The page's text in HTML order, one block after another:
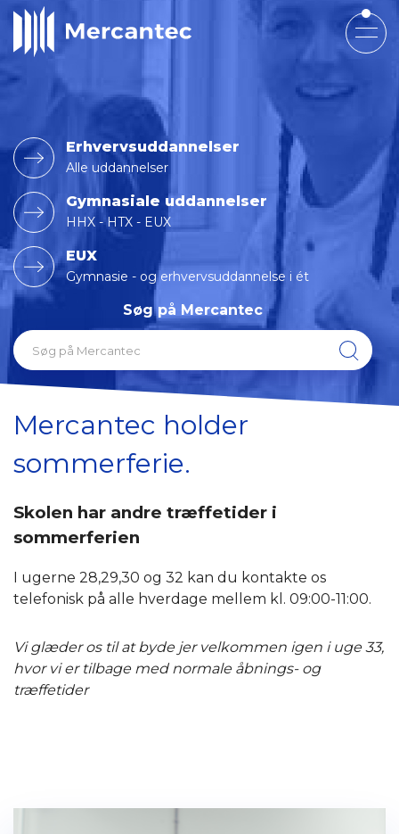
Erhvervsuddannelser
Alle uddannelser
Gymnasiale uddannelser
HHX - HTX - EUX
EUX
Gymnasie - og erhvervsuddannelse i ét
Søg på Mercantec
Mercantec holder
sommerferie.
Skolen har andre træffetider i
sommerferien
I ugerne 28,29,30 og 32 kan du kontakte os
telefonisk på alle hverdage mellem kl. 09:00-11:00.
Vi glæder os til at byde jer velkommen igen i uge 33,
hvor vi er tilbage med normale åbnings- og
træffetider